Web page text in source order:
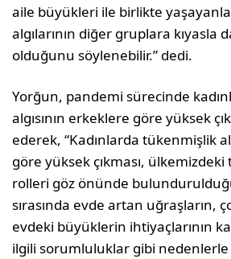
aile büyükleri ile birlikte
algılarının diğer gruplara kıyasla
olduğunu söylenebilir.” dedi.
Yorğun, pandemi sürecinde
algısının erkeklere göre yüksek
ederek, “Kadınlarda tükenmişlik
göre yüksek çıkması,
rolleri göz önünde
sırasında evde artan uğraşların,
evdeki büyüklerin ihtiyaçlarının
ilgili sorumluluklar gibi